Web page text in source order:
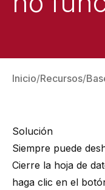
Inicio Recursos
Solución
Siempre puede
Cierre la hoja de
haga clic en el